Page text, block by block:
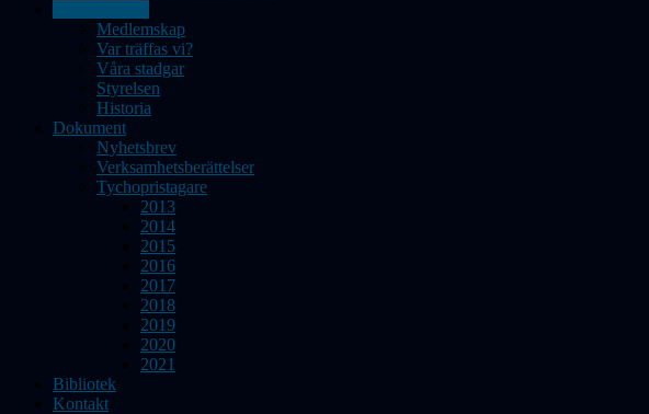
Medlemskap
Var träffas vi?
Våra stadgar
Styrelsen
Historia
Dokument
Nyhetsbrev
Verksamhetsberättelser
Tychopristagare
2013
2014
2015
2016
2017
2018
2019
2020
2021
Bibliotek
Kontakt